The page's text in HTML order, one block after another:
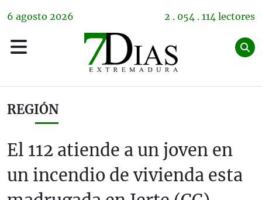
6 agosto 2026 2 . 054 . 114 lectores
REGIÓN
El 112 atiende a un joven en
un incendio de vivienda esta